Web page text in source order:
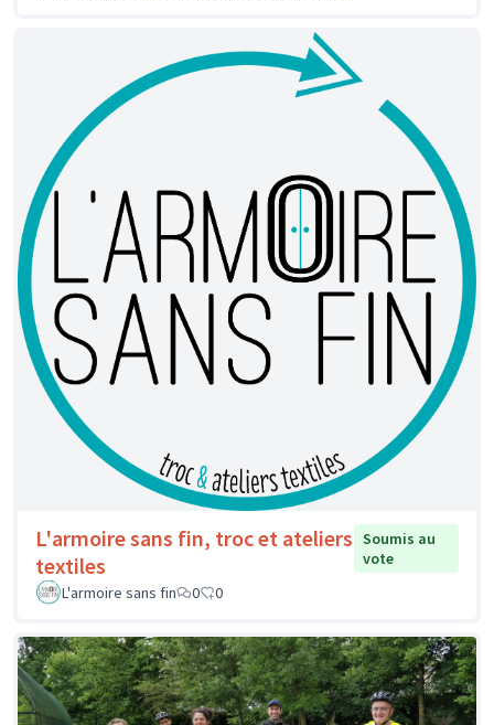
L'armoire sans fin, troc et ateliers
textiles
Soumis au
vote
L'armoire sans fin
0 0